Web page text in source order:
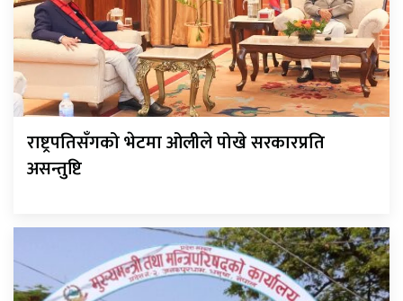
राष्ट्रपतिसँगको भेटमा ओलीले पोखे सरकारप्रति
असन्तुष्टि